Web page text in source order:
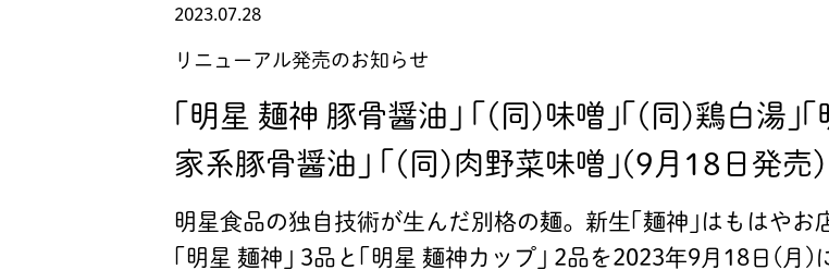
2023.07.28
リニューアル発売のお知らせ
｢明星 麺神 豚骨醤油｣ ｢(同)味噌｣｢(同)鶏白湯｣
家系豚骨醤油｣ ｢(同)肉野菜味噌｣(9月18日発売)
明星食品の独自技術が生んだ別格の麺。新生｢麺神｣はもはやお
｢明星 麺神｣ 3品と｢明星 麺神カップ｣ 2品を2023年9月18日(月)